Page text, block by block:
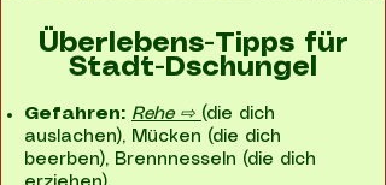
Überlebens-Tipps für
Stadt-Dschungel
Gefahren: Rehe ⇨ (die dich
auslachen), Mücken (die dich
beerben), Brennnesseln (die dich